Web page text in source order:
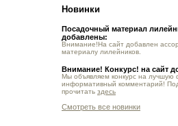
Новинки
Посадочный материал
добавлены:
Внимание!На сайт добавлен
материалу лилейников.
Внимание! Конкурс! на сайт
Мы объявляем конкурс на
информативный комментарий!
прочитать здесь
Смотреть все новинки